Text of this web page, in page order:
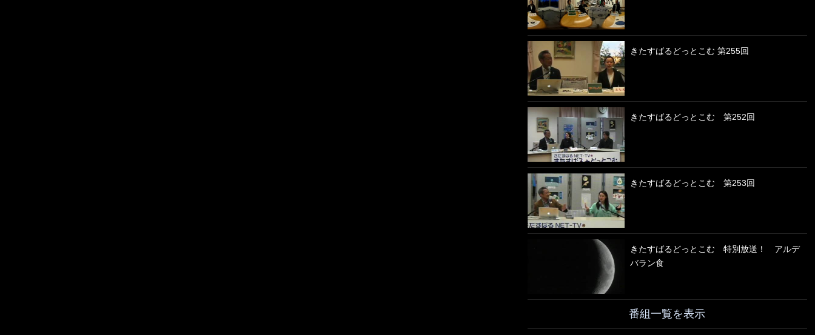
きたすばるどっとこむ 第255回
きたすばるどっとこむ 第252回
きたすばるどっとこむ 第253回
きたすばるどっとこむ 特別放送！ アルデ
バラン食
番組一覧を表示